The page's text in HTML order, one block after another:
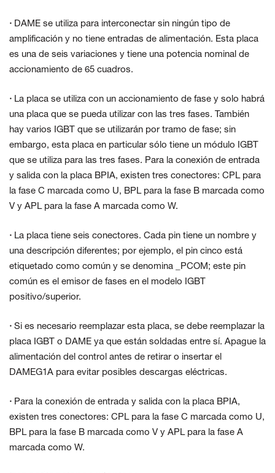
· DAME se utiliza para interconectar sin ningún tipo de
amplificación y no tiene entradas de alimentación. Esta placa
es una de seis variaciones y tiene una potencia nominal de
accionamiento de 65 cuadros.
· La placa se utiliza con un accionamiento de fase y solo habrá
una placa que se pueda utilizar con las tres fases. También
hay varios IGBT que se utilizarán por tramo de fase; sin
embargo, esta placa en particular sólo tiene un módulo IGBT
que se utiliza para las tres fases. Para la conexión de entrada
y salida con la placa BPIA, existen tres conectores: CPL para
la fase C marcada como U, BPL para la fase B marcada como
V y APL para la fase A marcada como W.
· La placa tiene seis conectores. Cada pin tiene un nombre y
una descripción diferentes; por ejemplo, el pin cinco está
etiquetado como común y se denomina _PCOM; este pin
común es el emisor de fases en el modelo IGBT
positivo/superior.
· Si es necesario reemplazar esta placa, se debe reemplazar la
placa IGBT o DAME ya que están soldadas entre sí. Apague la
alimentación del control antes de retirar o insertar el
DAMEG1A para evitar posibles descargas eléctricas.
· Para la conexión de entrada y salida con la placa BPIA,
existen tres conectores: CPL para la fase C marcada como U,
BPL para la fase B marcada como V y APL para la fase A
marcada como W.